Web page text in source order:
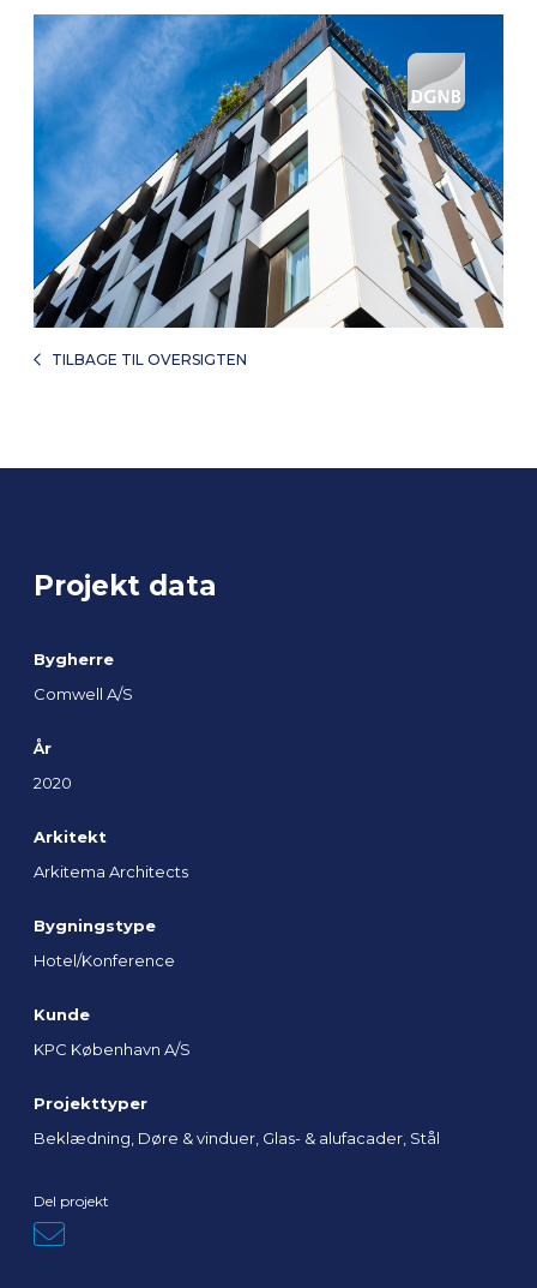
TILBAGE TIL OVERSIGTEN
Projekt data
Bygherre
Comwell A/S
År
2020
Arkitekt
Arkitema Architects
Bygningstype
Hotel/Konference
Kunde
KPC København A/S
Projekttyper
Beklædning, Døre & vinduer, Glas- & alufacader, Stål
Del projekt